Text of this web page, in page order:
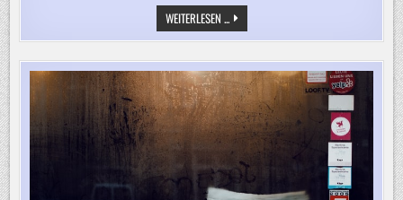
WEITERLESEN ... FLUGHAFEN
HALLE/LEIPZIG:
BUNDESANWALTSCHAFT
ZU
SPRENGSTOFF-
DROHNE